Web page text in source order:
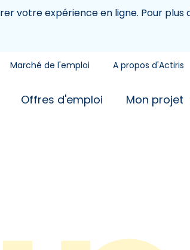
votre expérience en ligne. Pour plus
Marché de l'emploi A propos d'Actiris
Offres d'emploi Mon projet